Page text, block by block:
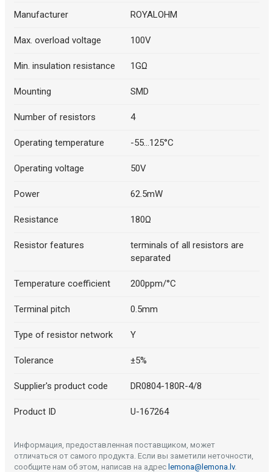
Manufacturer ROYALOHM
Max. overload voltage 100V
Min. insulation resistance 1GΩ
Mounting SMD
Number of resistors 4
Operating temperature -55...125°C
Operating voltage 50V
Power 62.5mW
Resistance 180Ω
Resistor features
terminals of all resistors are
separated
Temperature coefficient 200ppm/°C
Terminal pitch 0.5mm
Type of resistor network Y
Tolerance ±5%
Supplier's product code DR0804-180R-4/8
Product ID U-167264
Информация, предоставленная поставщиком, может
отличаться от самого продукта. Если вы заметили неточности,
сообщите нам об этом, написав на адрес lemona@lemona.lv.